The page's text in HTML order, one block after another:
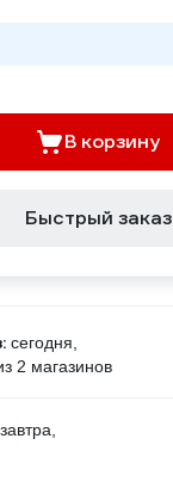
В корзину
Быстрый заказ
сегодня,
из 2 магазинов
завтра,